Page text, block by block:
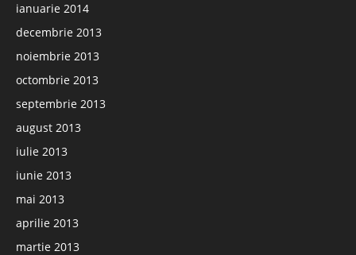
ianuarie 2014
decembrie 2013
noiembrie 2013
octombrie 2013
septembrie 2013
august 2013
iulie 2013
iunie 2013
mai 2013
aprilie 2013
martie 2013